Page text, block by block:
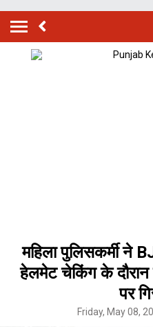
महिला पुलिसकर्मी ने
हेलमेट चेकिंग के दौरान
पर
Friday, May 08,